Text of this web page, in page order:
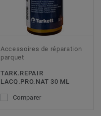
Accessoires de réparation
parquet
TARK.REPAIR
LACQ.PRO.NAT 30 ML
Comparer